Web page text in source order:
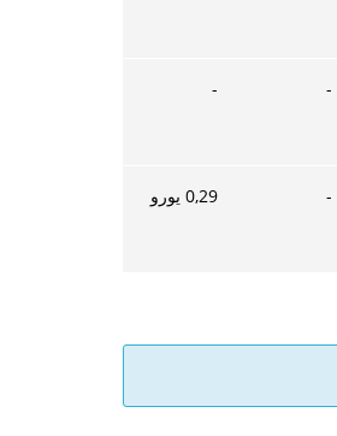
-
-
-
0,29 يورو